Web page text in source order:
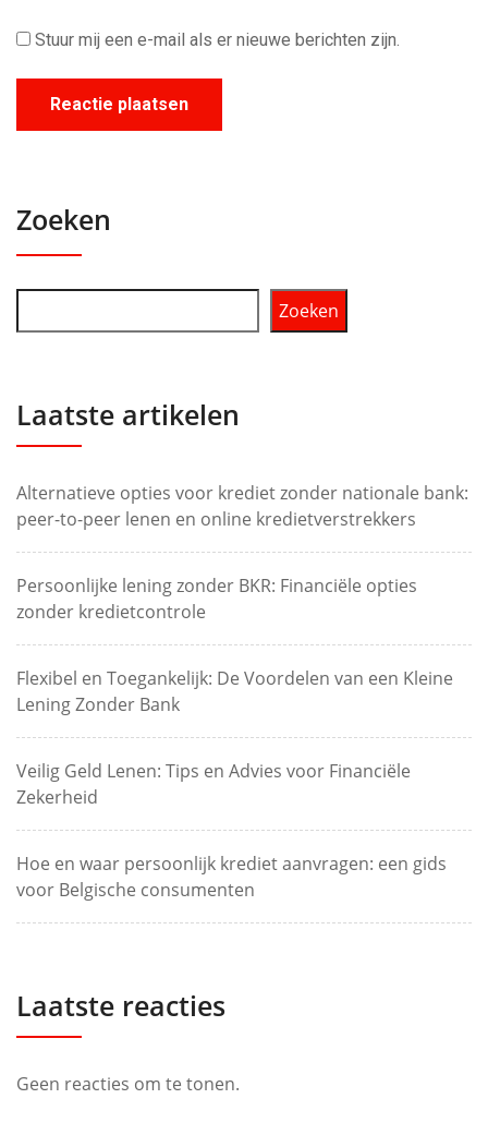
Stuur mij een e-mail als er nieuwe berichten zijn.
Zoeken
Zoeken
Laatste artikelen
Alternatieve opties voor krediet zonder nationale bank:
peer-to-peer lenen en online kredietverstrekkers
Persoonlijke lening zonder BKR: Financiële opties
zonder kredietcontrole
Flexibel en Toegankelijk: De Voordelen van een Kleine
Lening Zonder Bank
Veilig Geld Lenen: Tips en Advies voor Financiële
Zekerheid
Hoe en waar persoonlijk krediet aanvragen: een gids
voor Belgische consumenten
Laatste reacties
Geen reacties om te tonen.